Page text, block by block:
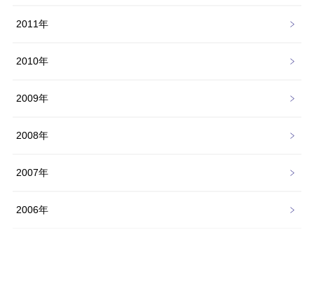
2011年
2010年
2009年
2008年
2007年
2006年